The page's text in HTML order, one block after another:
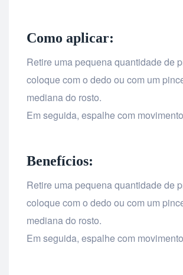
Como aplicar:
Retire uma pequena quantidade de
coloque com o dedo ou com um
mediana do rosto.
Em seguida, espalhe com
Benefícios:
Retire uma pequena quantidade de
coloque com o dedo ou com um
mediana do rosto.
Em seguida, espalhe com